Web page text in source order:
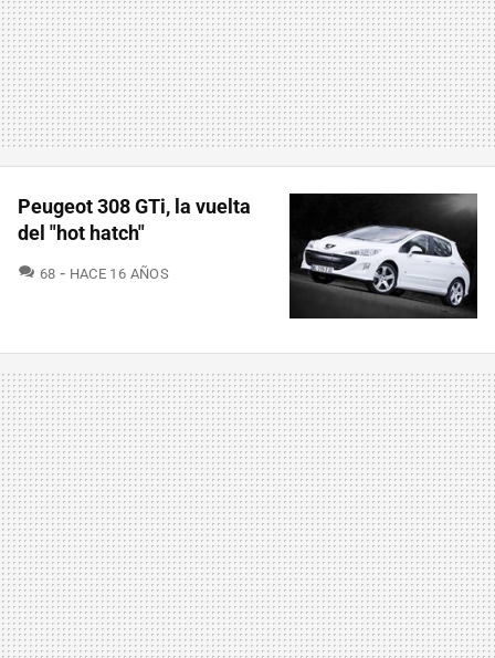
Peugeot 308 GTi, la vuelta
del "hot hatch"
68 COMENTARIOS
HACE 16 AÑOS